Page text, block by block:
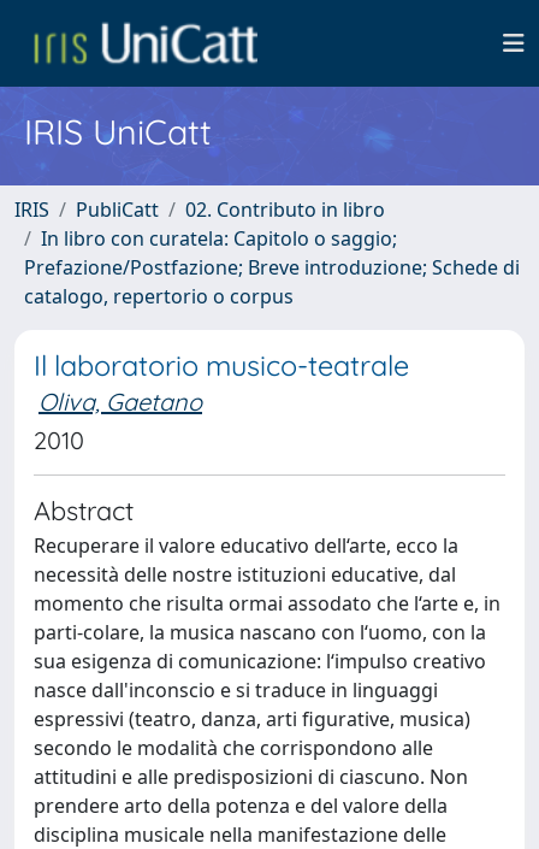
IRIS UniCatt
IRIS PubliCatt
02. Contributo in libro
In libro con curatela: Capitolo o saggio;
Prefazione/Postfazione; Breve introduzione; Schede di
catalogo, repertorio o corpus
Il laboratorio musico-teatrale
Oliva, Gaetano
2010
Abstract
Recuperare il valore educativo dell‘arte, ecco la
necessità delle nostre istituzioni educative, dal
momento che risulta ormai assodato che l‘arte e, in
parti-colare, la musica nascano con l‘uomo, con la
sua esigenza di comunicazione: l‘impulso creativo
nasce dall'inconscio e si traduce in linguaggi
espressivi (teatro, danza, arti figurative, musica)
secondo le modalità che corrispondono alle
attitudini e alle predisposizioni di ciascuno. Non
prendere arto della potenza e del valore della
disciplina musicale nella manifestazione delle